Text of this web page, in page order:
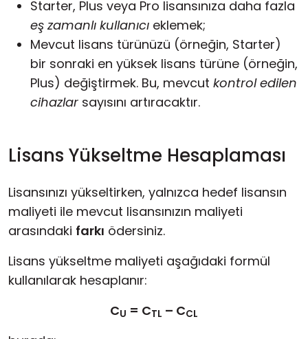
Starter, Plus veya Pro lisansınıza daha fazla
eş zamanlı kullanıcı eklemek;
Mevcut lisans türünüzü (örneğin, Starter)
bir sonraki en yüksek lisans türüne (örneğin,
Plus) değiştirmek. Bu, mevcut kontrol edilen
cihazlar sayısını artıracaktır.
Lisans Yükseltme Hesaplaması
Lisansınızı yükseltirken, yalnızca hedef lisansın
maliyeti ile mevcut lisansınızın maliyeti
arasındaki farkı ödersiniz.
Lisans yükseltme maliyeti aşağıdaki formül
kullanılarak hesaplanır:
CU = CTL – CCL